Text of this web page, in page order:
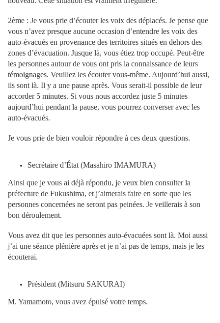
2ème : Je vous prie d’écouter les voix des déplacés. Je pense que
vous n’avez presque aucune occasion d’entendre les voix des
auto-évacués en provenance des territoires situés en dehors des
zones d’évacuation. Jusque là, vous étiez trop occupé. Peut-être
les personnes autour de vous ont pris la connaissance de leurs
témoignages. Veuillez les écouter vous-même. Aujourd’hui aussi,
ils sont là. Il y a une pause après. Vous serait-il possible de leur
accorder 5 minutes. Si vous nous accordez juste 5 minutes
aujourd’hui pendant la pause, vous pourrez converser avec les
auto-évacués.
Je vous prie de bien vouloir répondre à ces deux questions.
Secrétaire d’État (Masahiro IMAMURA)
Ainsi que je vous ai déjà répondu, je veux bien consulter la
préfecture de Fukushima, et j’aimerais faire en sorte que les
personnes concernées ne seront pas peinées. Je veillerais à son
bon déroulement.
Vous avez dit que les personnes auto-évacuées sont là. Moi aussi
j’ai une séance plénière après et je n’ai pas de temps, mais je les
écouterai.
Président (Mitsuru SAKURAI)
M. Yamamoto, vous avez épuisé votre temps.